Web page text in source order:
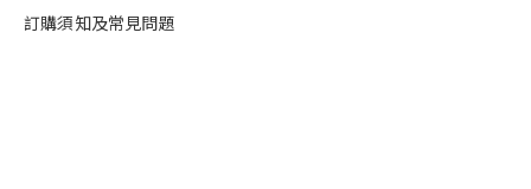
訂購須知及常見問題